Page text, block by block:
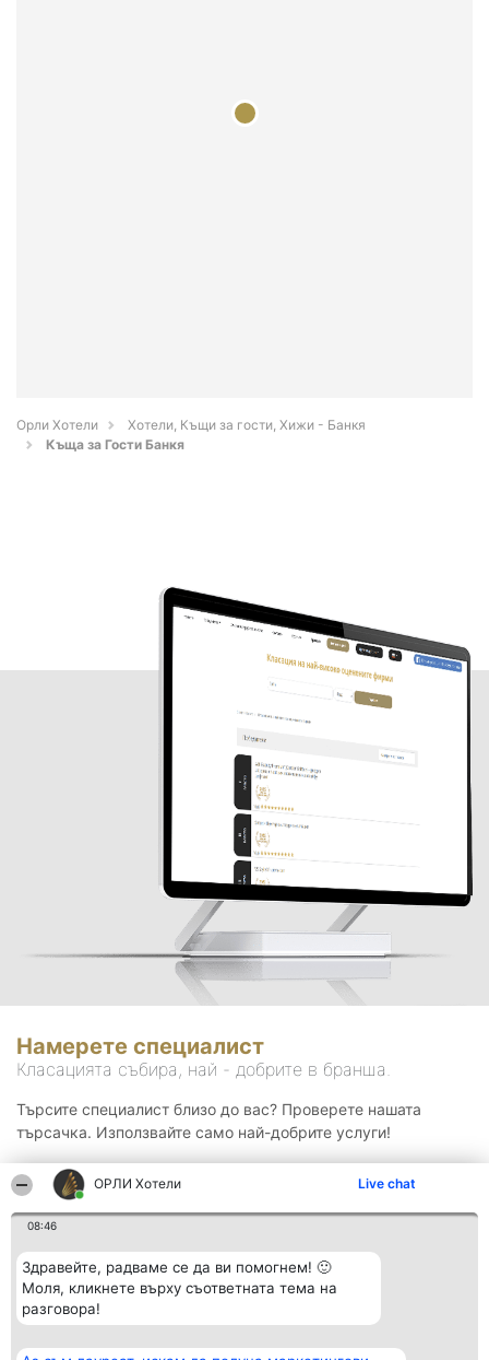
ОРЛИ Хотели Live chat
08:46
Здравейте, радваме се да ви помогнем! 🙂
Моля, кликнете върху съответната тема на
разговора!
Орли Хотели
Хотели, Къщи за гости, Хижи - Банкя
Къща за Гости Банкя
Намерете специалист
Класацията събира, най - добрите в бранша.
Търсите специалист близо до вас? Проверете нашата
търсачка. Използвайте само най-добрите услуги!